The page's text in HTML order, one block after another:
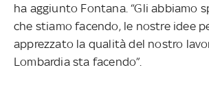
ha aggiunto Fontana. “Gli abbiamo
che stiamo facendo, le nostre idee
apprezzato la qualità del nostro
Lombardia sta facendo”.